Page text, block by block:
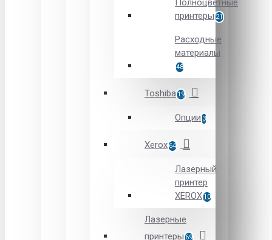
Полноцветные
принтеры 21
Расходные
материалы
48
Toshiba19
Опции 3
Xerox64
Лазерный
принтер
XEROX10
Лазерные
принтеры 69